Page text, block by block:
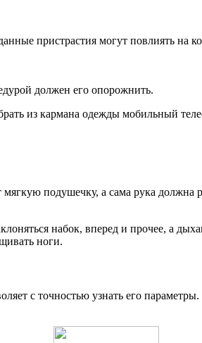
пристрастия могут повлиять на
должен его опорожнить.
из кармана одежды мобильный
подушечку, а сама рука должна
набок, вперед и прочее, а
ноги.
с точностью узнать его